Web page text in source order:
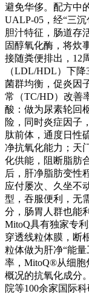
避免华侈。配方中
UALP-05，经“三
胆汁特征，肠道存
固醇氧化酶，将炊
接随粪便排出，12
（LDL/HDL）下
菌群均衡，促炎因
常（TC/HD）改善
酸：做为尿素轮回
险，同时炎症因子
肽前体，通度日性
净抗氧化能力；天
化供能，阻断脂肪
后，肝净脂肪变性
应付屡次、久坐不
型，吞服便利，无
分，肠胃人群也能
MitoQ具有独家专
穿透线粒体膜，断
粒体做为肝净“能
率，MitoQ®从细胞
概况的抗氧化成分
院等100余家国际